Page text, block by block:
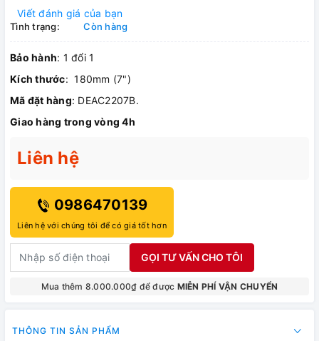
Viết đánh giá của bạn
Tình trạng: Còn hàng
Bảo hành: 1 đổi 1
Kích thước: 180mm (7")
Mã đặt hàng: DEAC2207B.
Giao hàng trong vòng 4h
Liên hệ
0986470139
Liên hệ với chúng tôi để có giá tốt hơn
GỌI TƯ VẤN CHO TÔI
Mua thêm 8.000.000₫ để được MIỄN PHÍ VẬN CHUYỂN
THÔNG TIN SẢN PHẨM